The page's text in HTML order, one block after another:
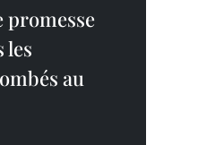
promesse
les
au